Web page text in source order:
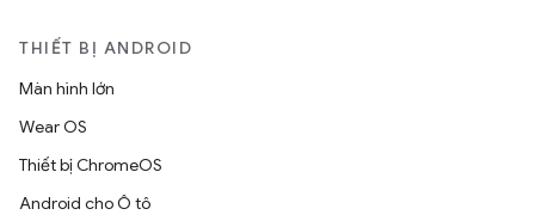
THIẾT BỊ ANDROID
Màn hình lớn
Wear OS
Thiết bị ChromeOS
Android cho Ô tô